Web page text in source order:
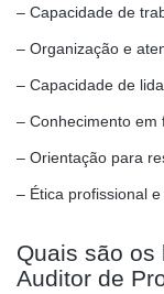
– Capacidade de
– Organização e
– Capacidade de
– Conhecimento em
– Orientação para
– Ética profissional e
Quais são os
Auditor de